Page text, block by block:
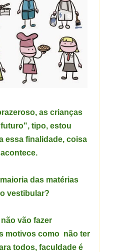
as crianças
tipo, estou
essa finalidade, coisa
das matérias
vestibular?
vão fazer
motivos como não ter
todos, faculdade é